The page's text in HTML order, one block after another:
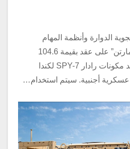
الدوارة وأنظمة المهام
التابعة لشركة “لوكهيد مارتن” على عقد بقيمة 104.6
مليون دولار لإنتاج وتوريد مكونات رادار SPY-7 لكندا
عسكرية أجنبية. سيتم استخدام…